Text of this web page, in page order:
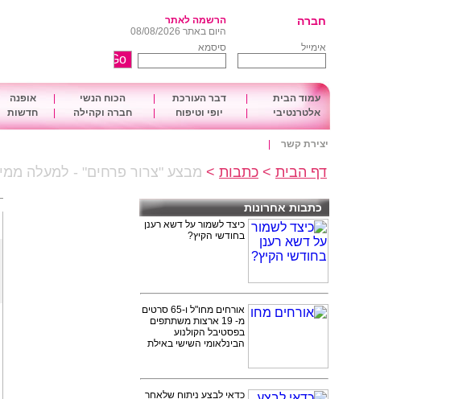
חברה
הרשמה לאתר
היום באתר 08/08/2026
אימייל
סיסמא
עמוד הבית דבר העורכת הכוח הנשי אופנה
אלטרנטיבי
יופי וטיפוח חברה וקהילה חדשות
יצירת קשר
דף הבית > כתבות > מבצע "צרור פרחים" - למעלה
כתבות אחרונות
כיצד לשמור על דשא רענן
בחודשי הקיץ?
אורחים מחו"ל ו-65 סרטים
מ- 19 ארצות משתתפים
בפסטיבל הקולנוע
הבינלאומי השישי באילת
כדאי לבצע ניתוח שלאחר